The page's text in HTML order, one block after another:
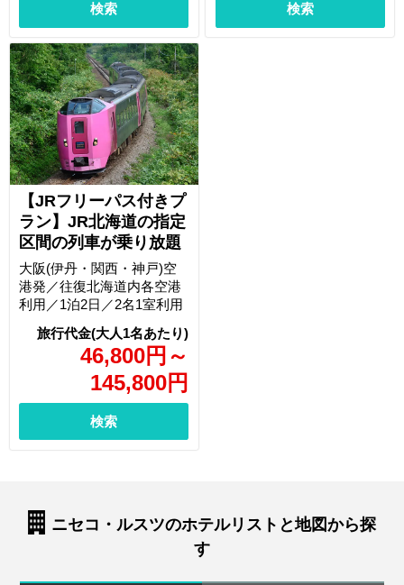
検索 検索
【JRフリーパス付きプ
ラン】JR北海道の指定
区間の列車が乗り放題
46,800円 ～
145,800円
大阪(伊丹・関西・神戸)空
港発／往復北海道内各空港
利用／1泊2日／2名1室利用
検索
ニセコ・ルスツのホテルリストと地図から探
す